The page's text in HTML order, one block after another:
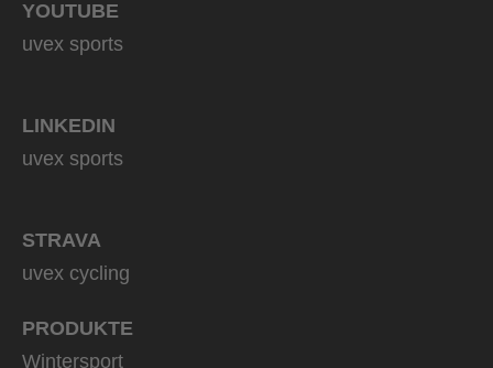
YOUTUBE
uvex sports
LINKEDIN
uvex sports
STRAVA
uvex cycling
PRODUKTE
Wintersport